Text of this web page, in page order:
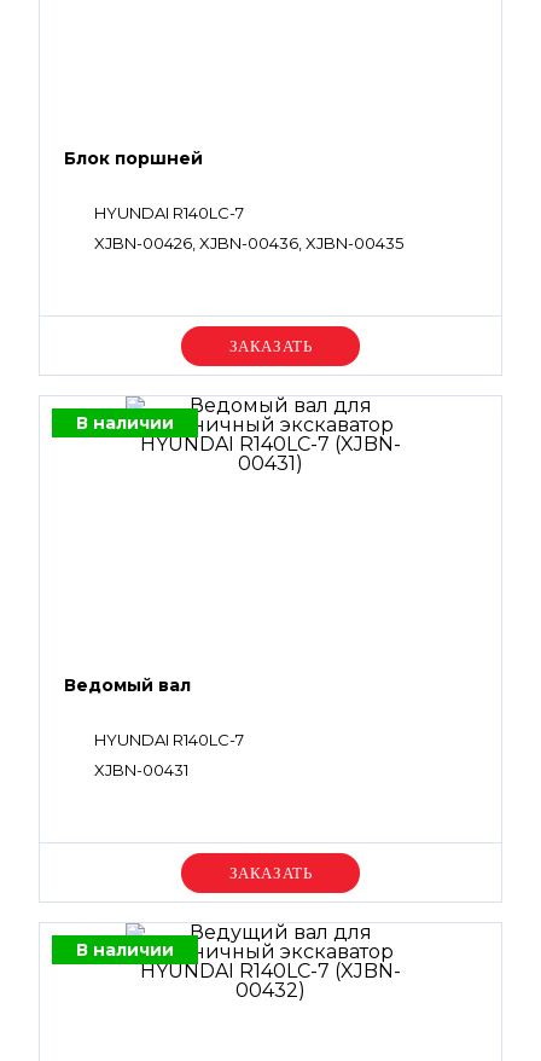
Блок поршней
HYUNDAI R140LC-7
XJBN-00426, XJBN-00436, XJBN-00435
Уточняйте цену
В наличии
Ведомый вал
HYUNDAI R140LC-7
XJBN-00431
Уточняйте цену
В наличии